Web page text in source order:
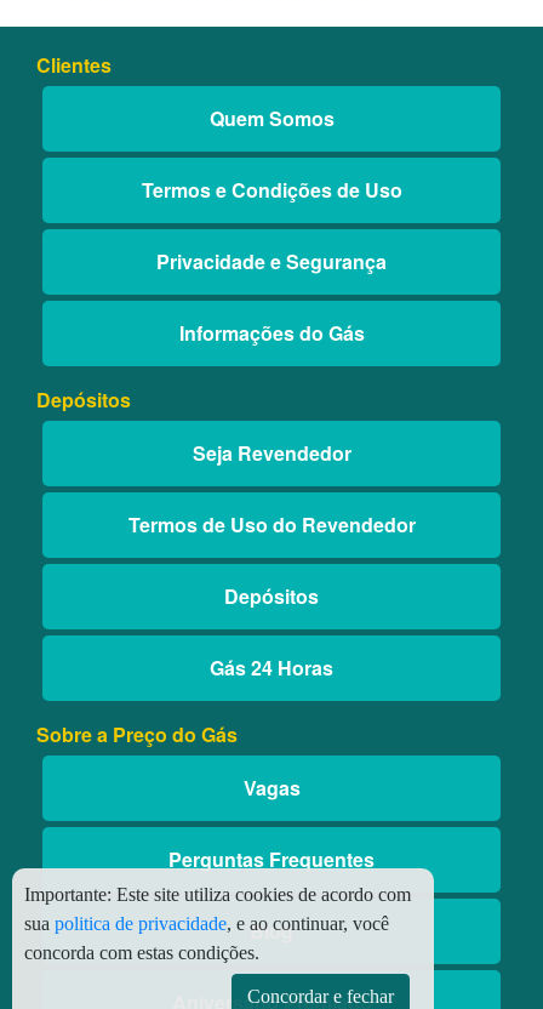
Clientes
Quem Somos
Termos e Condições de Uso
Privacidade e Segurança
Informações do Gás
Depósitos
Seja Revendedor
Termos de Uso do Revendedor
Depósitos
Gás 24 Horas
Sobre a Preço do Gás
Vagas
Perguntas Frequentes
Blog
Aniversário Premiado
Importante: Este site utiliza cookies de acordo com
sua politica de privacidade, e ao continuar, você
concorda com estas condições.
Concordar e fechar